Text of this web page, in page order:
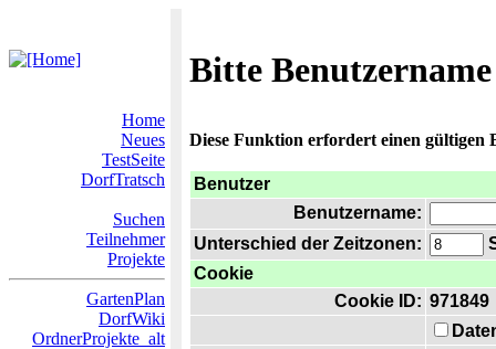
Bitte
Home
Neues
TestSeite
DorfTratsch
Suchen
Teilnehmer
Projekte
GartenPlan
DorfWiki
OrdnerProjekte_alt
Diese Funktion erfordert einen gültigen
Benutzer
Benutzername:
Unterschied der Zeitzonen:
Cookie
Cookie ID: 971849